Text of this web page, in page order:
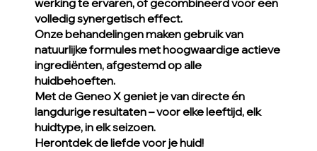
werking te ervaren, of gecombineerd voor een
volledig synergetisch effect.
Onze behandelingen maken gebruik van
natuurlijke formules met hoogwaardige actieve
ingrediënten, afgestemd op alle
huidbehoeften.
Met de Geneo X geniet je van directe én
langdurige resultaten – voor elke leeftijd, elk
huidtype, in elk seizoen.
Herontdek de liefde voor je huid!